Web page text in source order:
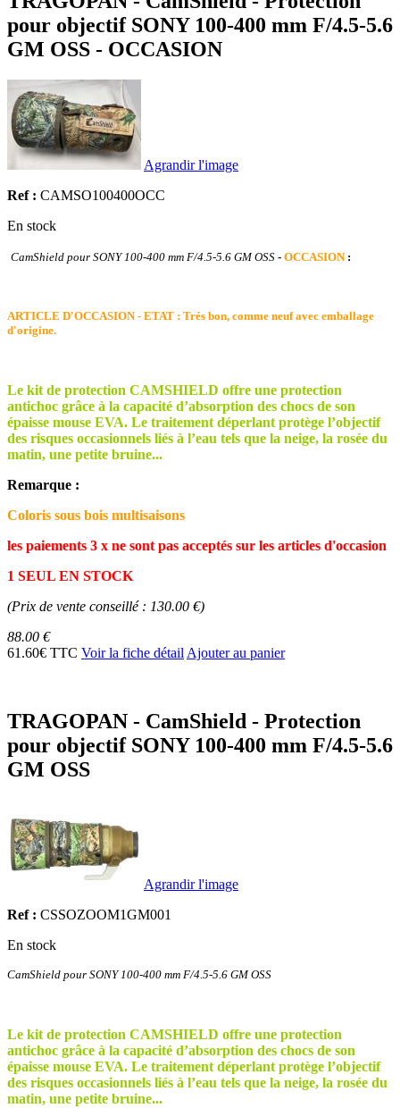
pour objectif SONY 100-400 mm F/4.5-5.6
GM OSS - OCCASION
Agrandir l'image
Ref : CAMSO100400OCC
En stock
CamShield pour SONY 100-400 mm F/4.5-5.6 GM OSS - OCCASION :
ARTICLE D'OCCASION - ETAT : Trés bon, comme neuf avec emballage
d'origine.
Le kit de protection CAMSHIELD offre une protection
antichoc grâce à la capacité d’absorption des chocs de son
épaisse mouse EVA. Le traitement déperlant protège l’objectif
des risques occasionnels liés à l’eau tels que la neige, la rosée du
matin, une petite bruine...
Remarque :
Coloris sous bois multisaisons
les paiements 3 x ne sont pas acceptés sur les articles d'occasion
1 SEUL EN STOCK
(Prix de vente conseillé : 130.00 €)
88.00 €
61.60€ TTC Voir la fiche détail Ajouter au panier
TRAGOPAN - CamShield - Protection
pour objectif SONY 100-400 mm F/4.5-5.6
GM OSS
Agrandir l'image
Ref : CSSOZOOM1GM001
En stock
CamShield pour SONY 100-400 mm F/4.5-5.6 GM OSS
Le kit de protection CAMSHIELD offre une protection
antichoc grâce à la capacité d’absorption des chocs de son
épaisse mouse EVA. Le traitement déperlant protège l’objectif
des risques occasionnels liés à l’eau tels que la neige, la rosée du
matin, une petite bruine...